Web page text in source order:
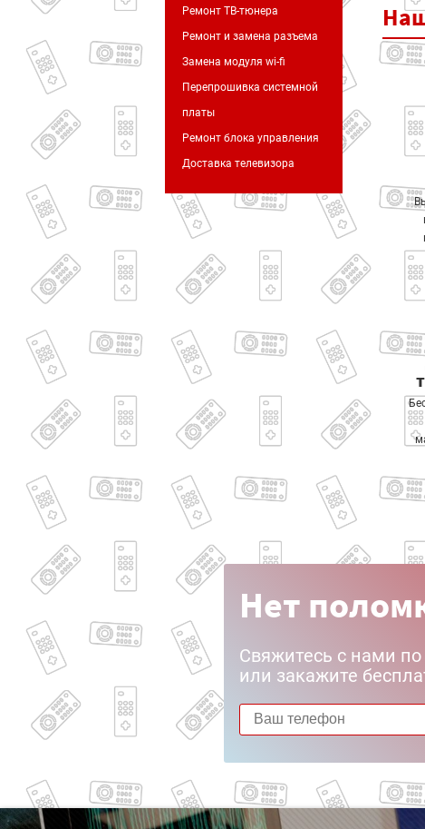
Ремонт ТВ-тюнера
Ремонт и замена разъема
Замена модуля wi-fi
Перепрошивка системной
платы
Ремонт блока управления
Доставка телевизора
Нет
Свяжитесь с нами
или закажите